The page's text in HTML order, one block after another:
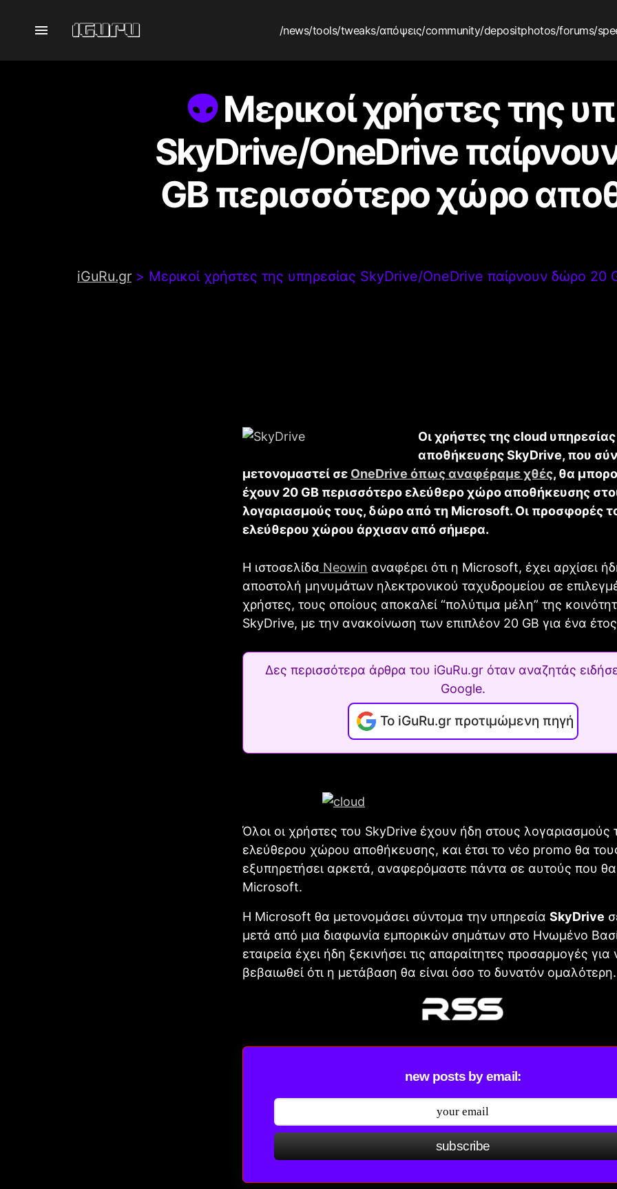
/news/tools/tweaks/απόψεις/community/depositphotos/forums/
Μερικοί χρήστες της
SkyDrive/OneDrive
GB περισσότερο χώρο
iGuRu.gr > Μερικοί χρήστες της υπηρεσίας SkyDrive/OneDrive παίρνουν δώρο
Οι χρήστες της cloud υπηρεσίας
αποθήκευσης SkyDrive, που
μετονομαστεί σε OneDrive όπως αναφέραμε χθές, θα
έχουν 20 GB περισσότερο ελεύθερο χώρο αποθήκευσης
λογαριασμούς τους, δώρο από τη Microsoft. Οι προσφορές
ελεύθερου χώρου άρχισαν από σήμερα.
Η ιστοσελίδα Neowin αναφέρει ότι η Microsoft, έχει αρχίσει
αποστολή μηνυμάτων ηλεκτρονικού ταχυδρομείου σε
χρήστες, τους οποίους αποκαλεί “πολύτιμα μέλη” της
SkyDrive, με την ανακοίνωση των επιπλέον 20 GB για ένα
Δες περισσότερα άρθρα του iGuRu.gr όταν αναζητάς
Google.
Το iGuRu.gr προτιμώμενη πηγή
Όλοι οι χρήστες του SkyDrive έχουν ήδη στους λογαριασμούς
ελεύθερου χώρου αποθήκευσης, και έτσι το νέο promo θα
εξυπηρετήσει αρκετά, αναφερόμαστε πάντα σε αυτούς που θα
Microsoft.
Η Microsoft θα μετονομάσει σύντομα την υπηρεσία SkyDrive
μετά από μια διαφωνία εμπορικών σημάτων στο Ηνωμένο
εταιρεία έχει ήδη ξεκινήσει τις απαραίτητες προσαρμογές για
βεβαιωθεί ότι η μετάβαση θα είναι όσο το δυνατόν ομαλότερη.
new posts by email:
subscribe